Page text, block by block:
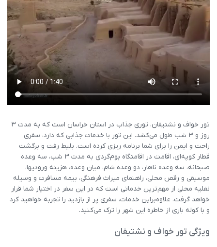
تور خواف و نشتیفان، توری جذاب در استان خراسان است که به مدت 3
روز و ۳ شب طول می‌کشد. این تور با خدمات جذابی که دارد، سفری
راحت و ایمن را برای شما برنامه ریزی کرده است. بلیط رفت و برگشت
قطار کوپه‌ای، اقامت در اقامتگاه بوم‌گردی به مدت ۳ شب، سه وعده
صبحانه، سه وعده ناهار، دو وعده شام، میان وعده، هزینه ورودیها،
موسیقی و رقص محلی، راهنمای میراث فرهنگی، بیمه مسافرت و وسیله
نقلیه محلی از مهم‌ترین خدماتی است که در این سفر در اختیار شما قرار
خواهد گرفت. علاوه‌براین خدمات، سفری پر از بازدید را تجربه خواهید کرد
و با کوله باری از خاطره این شهر را ترک می‌کنید.
ویژگی تور خواف و نشتیفان